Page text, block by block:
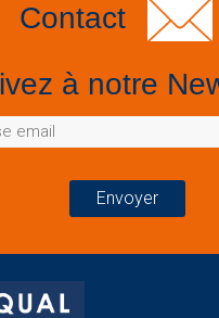
Contact
à notre